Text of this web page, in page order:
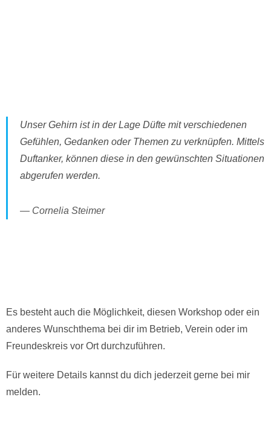
Unser Gehirn ist in der Lage Düfte mit verschiedenen
Gefühlen, Gedanken oder Themen zu verknüpfen. Mittels
Duftanker, können diese in den gewünschten Situationen
abgerufen werden.
Cornelia Steimer
Es besteht auch die Möglichkeit, diesen Workshop oder ein
anderes Wunschthema bei dir im Betrieb, Verein oder im
Freundeskreis vor Ort durchzuführen.
Für weitere Details kannst du dich jederzeit gerne bei mir
melden.